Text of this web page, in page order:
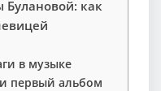
Булановой: как
в музыке
первый альбом